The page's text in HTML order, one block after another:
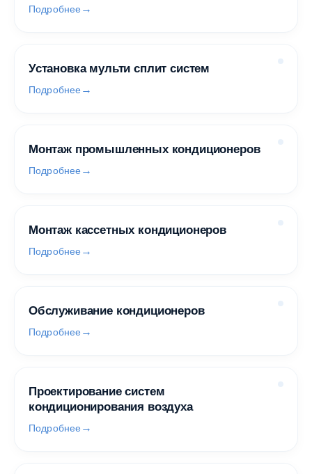
Подробнее
Установка мульти сплит систем
Подробнее
Монтаж промышленных кондиционеров
Подробнее
Монтаж кассетных кондиционеров
Подробнее
Обслуживание кондиционеров
Подробнее
Проектирование систем
кондиционирования воздуха
Подробнее